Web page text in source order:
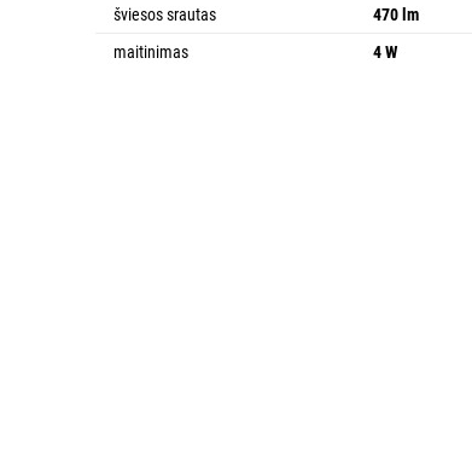
šviesos srautas
470 lm
maitinimas
4 W